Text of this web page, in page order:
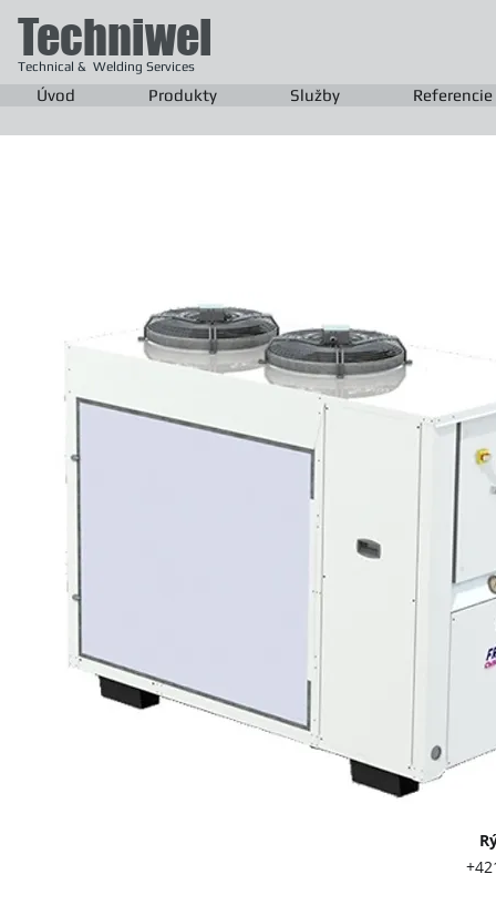
Techniwel
Technical & Welding Services
Úvod Produkty Služby Referencie
Rýchly
+421 903 417